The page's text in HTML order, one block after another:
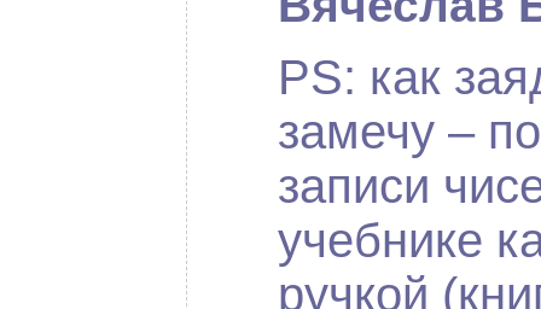
PS: как
замечу –
записи
учебнике
ручкой